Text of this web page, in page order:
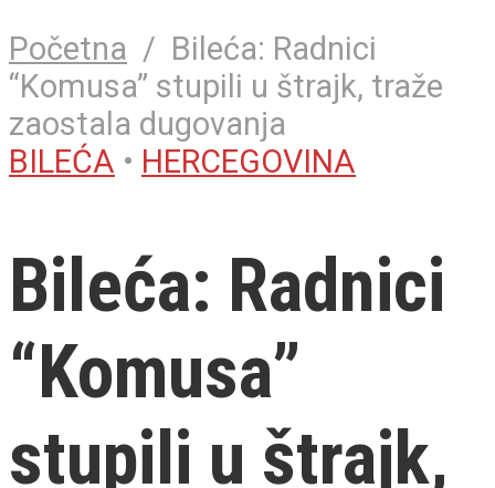
Početna / Bileća: Radnici
“Komusa” stupili u štrajk, traže
zaostala dugovanja
BILEĆA • HERCEGOVINA
Bileća: Radnici
“Komusa”
stupili u štrajk,